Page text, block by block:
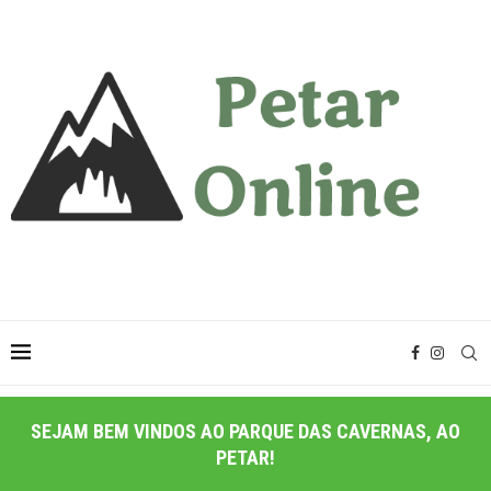
SEJAM BEM VINDOS AO PARQUE DAS CAVERNAS, AO
PETAR!